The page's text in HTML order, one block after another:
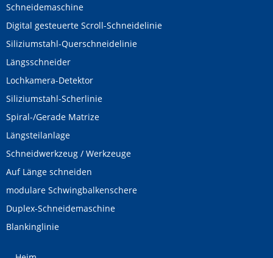
Schneidemaschine
Digital gesteuerte Scroll-Schneidelinie
Siliziumstahl-Querschneidelinie
Längsschneider
Lochkamera-Detektor
Siliziumstahl-Scherlinie
Spiral-/Gerade Matrize
Längsteilanlage
Schneidwerkzeug / Werkzeuge
Auf Länge schneiden
modulare Schwingbalkenschere
Duplex-Schneidemaschine
Blankinglinie